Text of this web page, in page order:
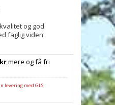
og god
faglig viden
mere og få fri
levering med GLS